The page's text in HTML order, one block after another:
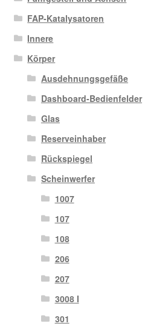
FAP-Katalysatoren
Innere
Körper
Ausdehnungsgefäße
Dashboard-Bedienfelder
Glas
Reserveinhaber
Rückspiegel
Scheinwerfer
1007
107
108
206
207
3008 I
301